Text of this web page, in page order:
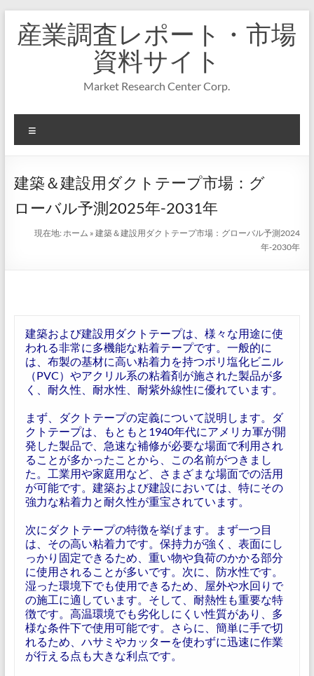
キ
プ
産業調査レポート・市場
資料サイト
Market Research Center Corp.
ニ
ー
建築＆建設用ダクトテープ市場：グ
ローバル予測2025年-2031年
現在地:ホーム »建築＆建設用ダクトテープ市場：グローバル予測2024
年-2030年
建築および建設用ダクトテープは、様々な用途に使
われる非常に多機能な粘着テープです。一般的に
は、布製の基材に高い粘着力を持つポリ塩化ビニル
（PVC）やアクリル系の粘着剤が施された製品が多
く、耐久性、耐水性、耐紫外線性に優れています。
まず、ダクトテープの定義について説明します。ダ
クトテープは、もともと1940年代にアメリカ軍が開
発した製品で、急速な補修が必要な場面で利用され
ることが多かったことから、この名前がつきまし
た。工業用や家庭用など、さまざまな場面での活用
が可能です。建築および建設においては、特にその
強力な粘着力と耐久性が重宝されています。
次にダクトテープの特徴を挙げます。まず一つ目
は、その高い粘着力です。保持力が強く、表面にし
っかり固定できるため、重い物や負荷のかかる部分
に使用されることが多いです。次に、防水性です。
湿った環境下でも使用できるため、屋外や水回りで
の施工に適しています。そして、耐熱性も重要な特
徴です。高温環境でも劣化しにくい性質があり、多
様な条件下で使用可能です。さらに、簡単に手で切
れるため、ハサミやカッターを使わずに迅速に作業
が行える点も大きな利点です。